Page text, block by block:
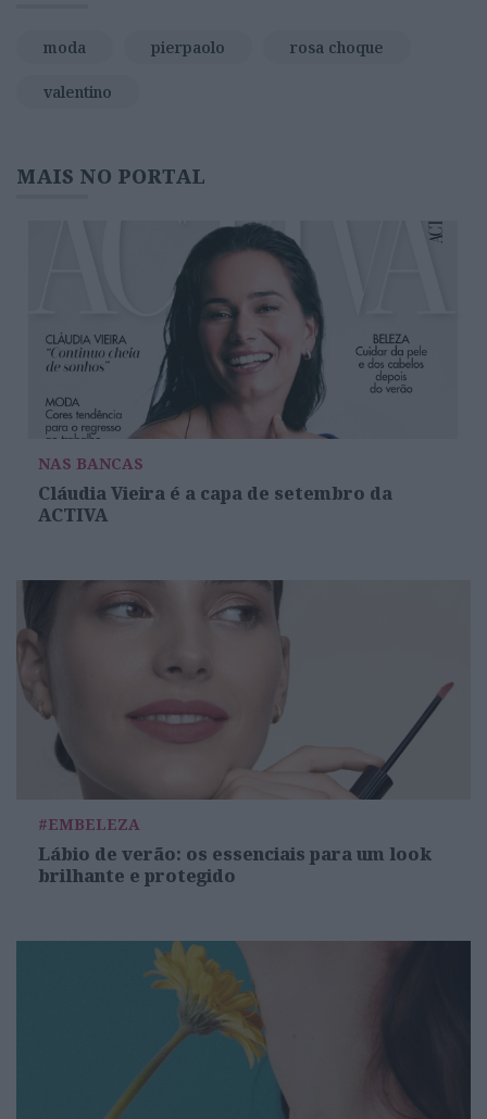
moda pierpaolo rosa choque
valentino
MAIS NO PORTAL
NAS BANCAS
Cláudia Vieira é a capa de setembro da
ACTIVA
#EMBELEZA
Lábio de verão: os essenciais para um look
brilhante e protegido